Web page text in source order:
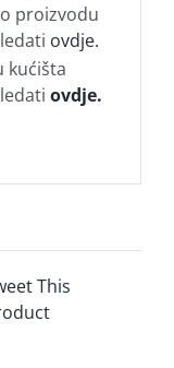
proizvodu
ovdje.
kućišta
ovdje.
This